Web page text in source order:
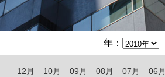
年：
12月 10月 09月 08月 07月 06月